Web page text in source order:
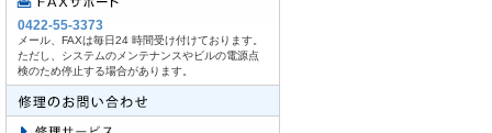
0422-55-3373
メール、FAXは毎日24 時間受け付けております。
ただし、システムのメンテナンスやビルの電源点
検のため停止する場合があります。